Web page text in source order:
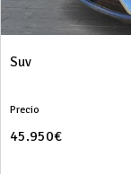
Suv
Precio
45.950€